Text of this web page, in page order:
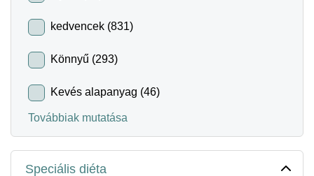
kedvencek (831)
Könnyű (293)
Kevés alapanyag (46)
Továbbiak mutatása
Speciális diéta